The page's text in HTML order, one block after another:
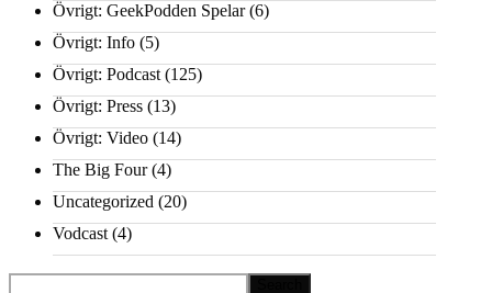
Övrigt: GeekPodden Spelar(6)
Övrigt: Info (5)
Övrigt: Podcast (125)
Övrigt: Press (13)
Övrigt: Video (14)
The Big Four(4)
Uncategorized (20)
Vodcast (4)